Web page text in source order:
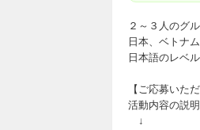
２～３人のグ
日本、ベトナ
日本語のレベ
【ご応募いた
活動内容の説
↓